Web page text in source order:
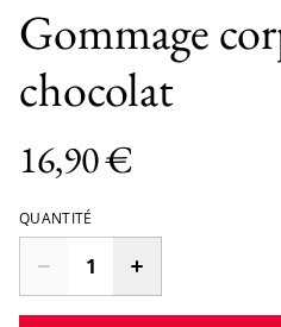
Gommage
chocolat
16,90 €
QUANTITÉ